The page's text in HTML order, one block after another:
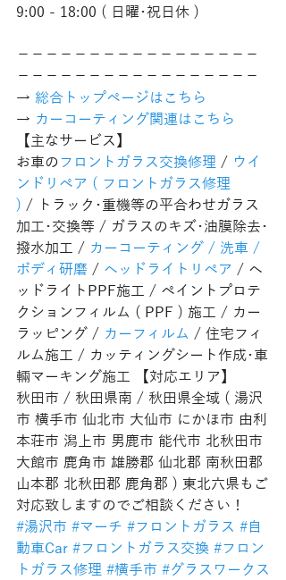
9:00 - 18:00 ( 日曜･祝日休 )
−−−−−−−−−−−−−−−−−
−−−−−−−−−−−−−−−−−
→ 総合トップページはこちら
→ カーコーティング関連はこちら
【主なサービス】
お車のフロントガラス交換修理 / ウイ
ンドリペア ( フロントガラス修理
) / トラック･重機等の平合わせガラス
加工･交換等 / ガラスのキズ･油膜除去･
撥水加工 / カーコーティング / 洗車 /
ボディ研磨 / ヘッドライトリペア / ヘ
ッドライトPPF施工 / ペイントプロテ
クションフィルム ( PPF ) 施工 / カー
ラッピング / カーフィルム / 住宅フィ
ルム施工 / カッティングシート作成･車
輛マーキング施工 【対応エリア】
秋田市 / 秋田県南 / 秋田県全域 ( 湯沢
市 横手市 仙北市 大仙市 にかほ市 由利
本荘市 潟上市 男鹿市 能代市 北秋田市
大館市 鹿角市 雄勝郡 仙北郡 南秋田郡
山本郡 北秋田郡 鹿角郡 ) 東北六県もご
対応致しますのでご相談ください！
#湯沢市 #マーチ #フロントガラス #自
動車Car #フロントガラス交換 #フロン
トガラス修理 #横手市 #グラスワークス